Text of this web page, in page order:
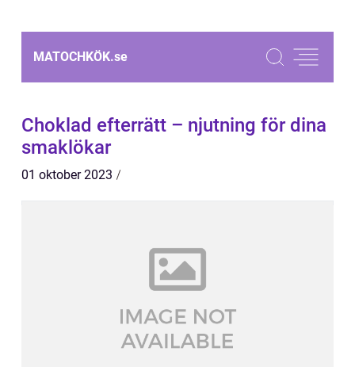
MATOCHKÖK.se
Choklad efterrätt – njutning för dina
smaklökar
01 oktober 2023